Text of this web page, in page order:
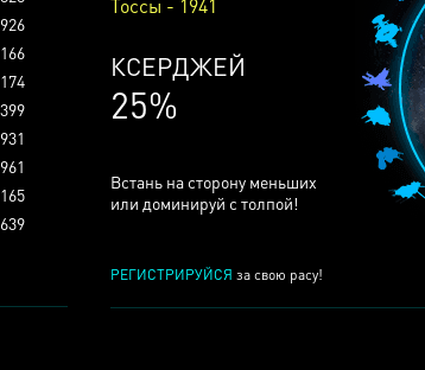
Тоссы - 1941
КСЕРДЖЕЙ
25%
Встань на сторону меньших
или доминируй с толпой!
РЕГИСТРИРУЙСЯ за свою расу!